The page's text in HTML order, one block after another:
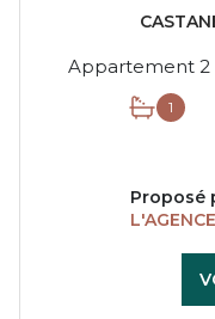
1
Proposé